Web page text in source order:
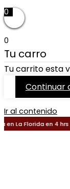
0
0
Tu carro
Tu carrito esta
Continuar
Ir al contenido
La Florida en 4 hrs